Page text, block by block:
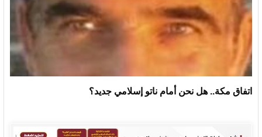
اتفاق مكة.. هل نحن أمام ناتو إسلامي جديد؟